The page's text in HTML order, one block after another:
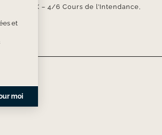
BORDEAUX – 4/6 Cours de l’Intendance,